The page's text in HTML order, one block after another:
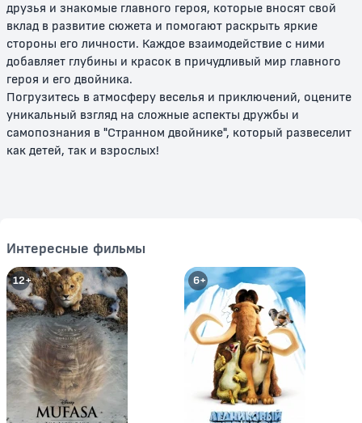
Том и Джерри: Шерлок Холмс
Том и Джерри и Волшебник из
страны Оз
друзья и знакомые главного героя, которые вносят свой
вклад в развитие сюжета и помогают раскрыть яркие
стороны его личности. Каждое взаимодействие с ними
добавляет глубины и красок в причудливый мир главного
героя и его двойника.
Погрузитесь в атмосферу веселья и приключений, оцените
уникальный взгляд на сложные аспекты дружбы и
самопознания в "Странном двойнике", который развеселит
как детей, так и взрослых!
Интересные фильмы
12+ 6+